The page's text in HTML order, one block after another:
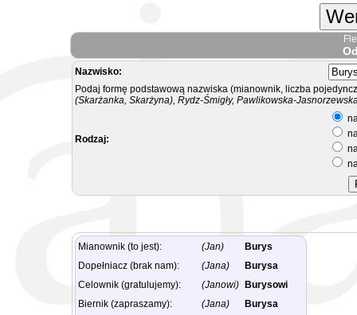
Nazwisko:
Podaj formę podstawową nazwiska (mianownik, liczba
(Skarżanka, Skarżyna), Rydz-Śmigły, Pawlikowska-
Rodzaj:
Mianownik (to jest): (Jan)
Burys
Dopełniacz (brak nam):
(Jana)
Burysa
Celownik (gratulujemy):
(Janowi)
Burysowi
Biernik (zapraszamy):
(Jana)
Burysa